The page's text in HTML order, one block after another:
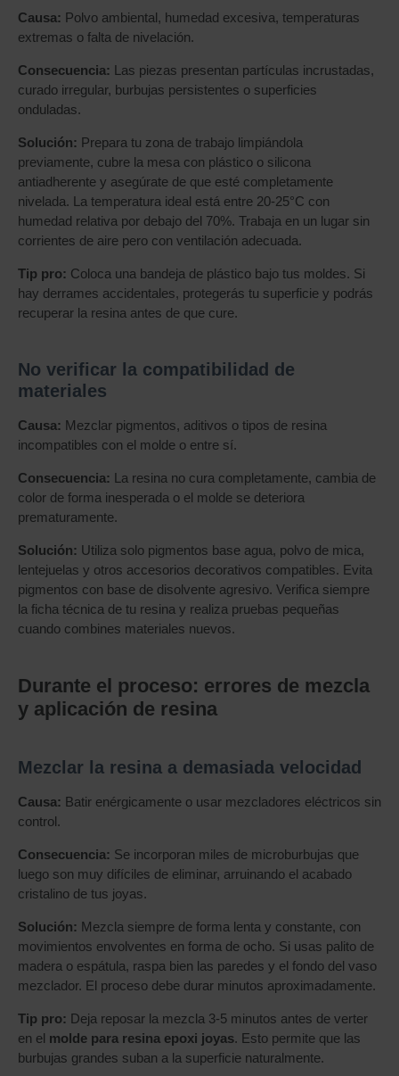
Causa: Polvo ambiental, humedad excesiva, temperaturas
extremas o falta de nivelación.
Consecuencia: Las piezas presentan partículas incrustadas,
curado irregular, burbujas persistentes o superficies
onduladas.
Solución: Prepara tu zona de trabajo limpiándola
previamente, cubre la mesa con plástico o silicona
antiadherente y asegúrate de que esté completamente
nivelada. La temperatura ideal está entre 20-25°C con
humedad relativa por debajo del 70%. Trabaja en un lugar sin
corrientes de aire pero con ventilación adecuada.
Tip pro: Coloca una bandeja de plástico bajo tus moldes. Si
hay derrames accidentales, protegerás tu superficie y podrás
recuperar la resina antes de que cure.
No verificar la compatibilidad de
materiales
Causa: Mezclar pigmentos, aditivos o tipos de resina
incompatibles con el molde o entre sí.
Consecuencia: La resina no cura completamente, cambia de
color de forma inesperada o el molde se deteriora
prematuramente.
Solución: Utiliza solo pigmentos base agua, polvo de mica,
lentejuelas y otros accesorios decorativos compatibles. Evita
pigmentos con base de disolvente agresivo. Verifica siempre
la ficha técnica de tu resina y realiza pruebas pequeñas
cuando combines materiales nuevos.
Durante el proceso: errores de mezcla
y aplicación de resina
Mezclar la resina a demasiada velocidad
Causa: Batir enérgicamente o usar mezcladores eléctricos sin
control.
Consecuencia: Se incorporan miles de microburbujas que
luego son muy difíciles de eliminar, arruinando el acabado
cristalino de tus joyas.
Solución: Mezcla siempre de forma lenta y constante, con
movimientos envolventes en forma de ocho. Si usas palito de
madera o espátula, raspa bien las paredes y el fondo del vaso
mezclador. El proceso debe durar minutos aproximadamente.
Tip pro: Deja reposar la mezcla 3-5 minutos antes de verter
en el molde para resina epoxi joyas. Esto permite que las
burbujas grandes suban a la superficie naturalmente.